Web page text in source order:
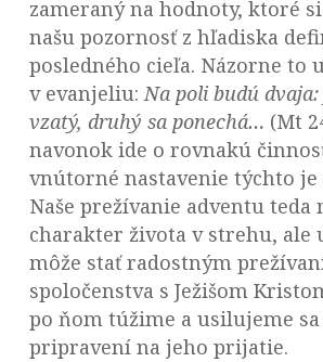
zameraný na hodnoty, ktoré
našu pozornosť z hľadiska
posledného cieľa. Názorne to
v evanjeliu:Na poli budú dvaja:
vzatý, druhý sa ponechá… (Mt
navonok ide o rovnakú
vnútorné nastavenie týchto
Naše prežívanie adventu teda
charakter života v strehu, ale
môže stať radostným
spoločenstva s Ježišom
po ňom túžime a usilujeme
pripravení na jeho prijatie.